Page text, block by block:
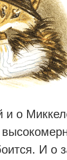
и о
И о